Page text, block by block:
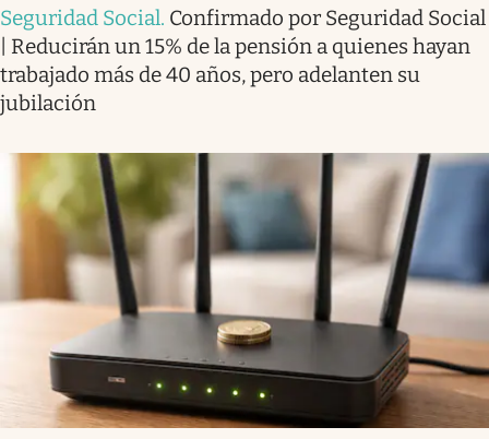
Seguridad Social. Confirmado por Seguridad Social
| Reducirán un 15% de la pensión a quienes hayan
trabajado más de 40 años, pero adelanten su
jubilación